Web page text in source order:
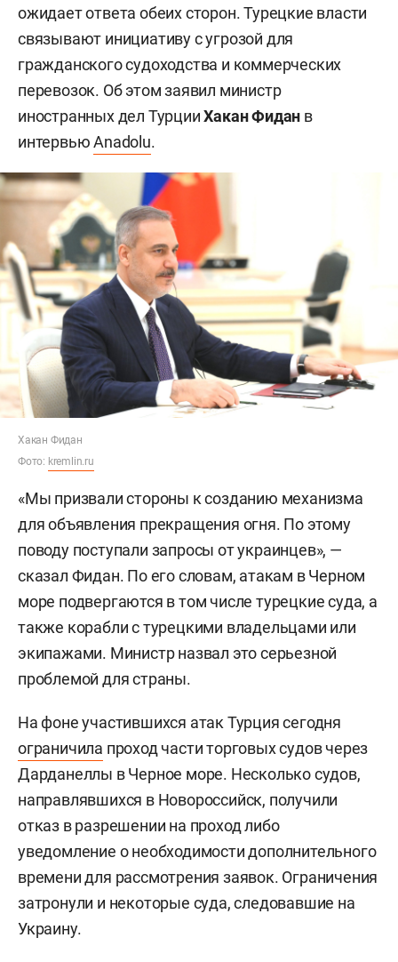
ожидает ответа обеих сторон. Турецкие власти
связывают инициативу с угрозой для
гражданского судоходства и коммерческих
перевозок. Об этом заявил министр
иностранных дел ТурцииХакан Фидан в
интервьюAnadolu.
Хакан Фидан
Фото: kremlin.ru
«Мы призвали стороны к созданию механизма
для объявления прекращения огня. По этому
поводу поступали запросы от украинцев», —
сказал Фидан. По его словам, атакам в Черном
море подвергаются в том числе турецкие суда, а
также корабли с турецкими владельцами или
экипажами. Министр назвал это серьезной
проблемой для страны.
На фоне участившихся атак Турция сегодня
ограничила проход части торговых судов через
Дарданеллы в Черное море. Несколько судов,
направлявшихся в Новороссийск, получили
отказ в разрешении на проход либо
уведомление о необходимости дополнительного
времени для рассмотрения заявок. Ограничения
затронули и некоторые суда, следовавшие на
Украину.